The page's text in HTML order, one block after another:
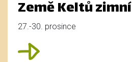
Země Keltů zimní
27.-30. prosince